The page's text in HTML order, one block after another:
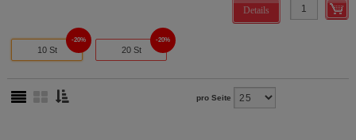
Details
10 St
20%
20 St
20%
pro Seite